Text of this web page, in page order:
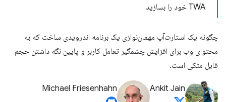
TWA خود را بسازید
چگونه یک استارت‌آپ مهمان‌نوازی یک برنامه اندرویدی ساخت که به
محتوای وب برای افزایش چشمگیر تعامل کاربر و پایین نگه داشتن حجم
فایل متکی است.
Ankit Jain
Michael Friesenhahn